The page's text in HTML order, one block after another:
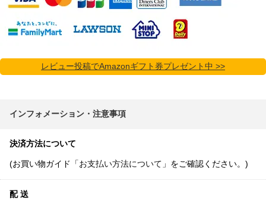
レビュー投稿でAmazonギフト券プレゼント中 >>
インフォメーション・注意事項
決済方法について
(お買い物ガイド「お支払い方法について 」をご確認ください。)
配 送